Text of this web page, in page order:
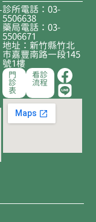
診所電話：03-
5506638
藥局電話：03-
5506671
地址：新竹縣竹北
市嘉豐南路一段145
號1樓
門
診
表
看診
流程